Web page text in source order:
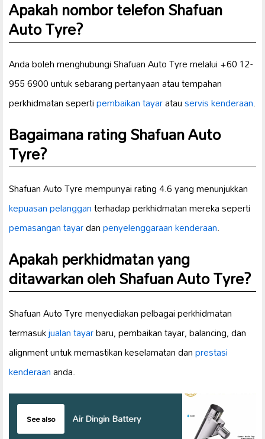
Apakah nombor telefon Shafuan
Auto Tyre?
Anda boleh menghubungi Shafuan Auto Tyre melalui +60 12-
955 6900 untuk sebarang pertanyaan atau tempahan
perkhidmatan sepertipembaikan tayaratauservis kenderaan.
Bagaimana rating Shafuan Auto
Tyre?
Shafuan Auto Tyre mempunyai rating 4.6 yang menunjukkan
kepuasan pelangganterhadap perkhidmatan mereka seperti
pemasangan tayardanpenyelenggaraan kenderaan.
Apakah perkhidmatan yang
ditawarkan oleh Shafuan Auto Tyre?
Shafuan Auto Tyre menyediakan pelbagai perkhidmatan
termasukjualan tayarbaru, pembaikan tayar, balancing, dan
alignment untuk memastikan keselamatan danprestasi
kenderaananda.
See also Air Dingin Battery